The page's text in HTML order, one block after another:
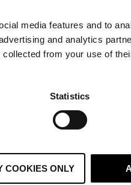
media features and to
and analytics
collected from your use of
Statistics
COOKIES ONLY
Außerdem können
automatisch
um die Uhr erreichbar
nicht beantworten kann,
dieser das Problem
erheblich